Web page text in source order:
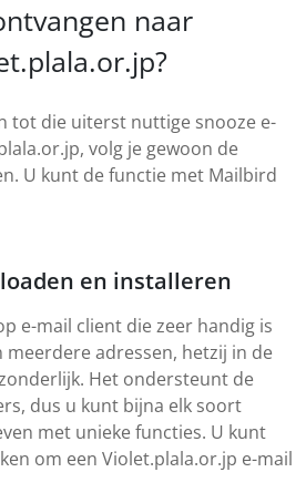
naar
tot die uiterst nuttige snooze e-
volg je gewoon de
U kunt de functie met Mailbird
en installeren
e-mail client die zeer handig is
adressen, hetzij in de
Het ondersteunt de
dus u kunt bijna elk soort
met unieke functies. U kunt
om een Violet.plala.or.jp e-mail